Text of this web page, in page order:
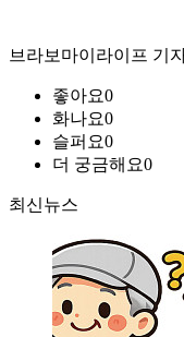
브라보마이라이프 기
좋아요0
화나요0
슬퍼요0
더 궁금해요0
최신뉴스